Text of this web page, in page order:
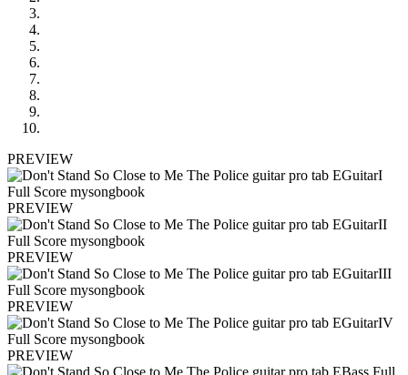
PREVIEW
PREVIEW
PREVIEW
PREVIEW
PREVIEW